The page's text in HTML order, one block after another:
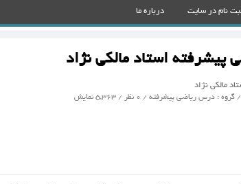
نام در سایت درباره ما
پیشرفته استاد مالکی نژاد
مالکی نژاد
درس ریاضی پیشرفته / 0 نظر / 5,363 نمایش